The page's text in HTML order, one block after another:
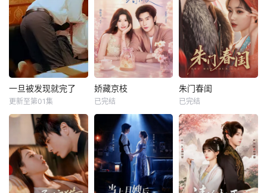
一旦被发现就完了
更新至第01集
娇藏京枝
已完结
朱门春闺
已完结